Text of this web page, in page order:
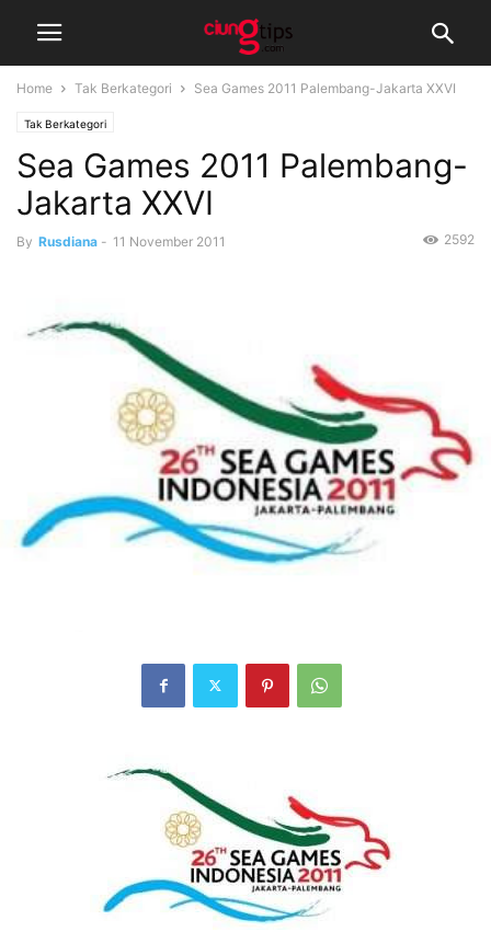
Home Tak Berkategori Sea Games 2011 Palembang-Jakarta XXVI
Tak Berkategori
Sea Games 2011 Palembang-
Jakarta XXVI
By Rusdiana - 11 November 2011 2592